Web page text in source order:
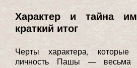
Характер и тайна
краткий итог
Черты характера,
личность Пашы — весьма